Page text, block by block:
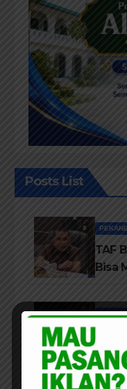
Posts List
TAF
Bisa
Dr.
Buku